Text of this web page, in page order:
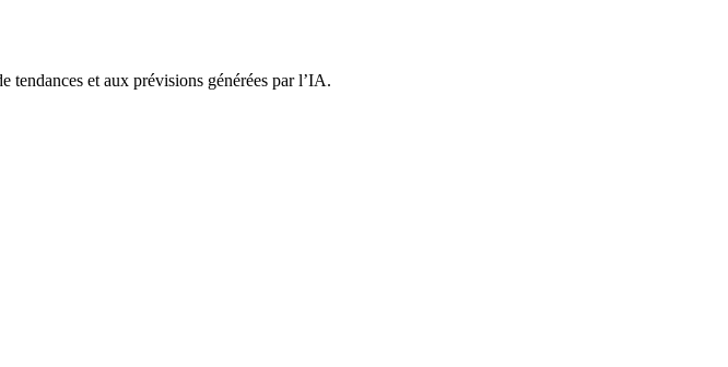
tendances et aux prévisions générées par l’IA.